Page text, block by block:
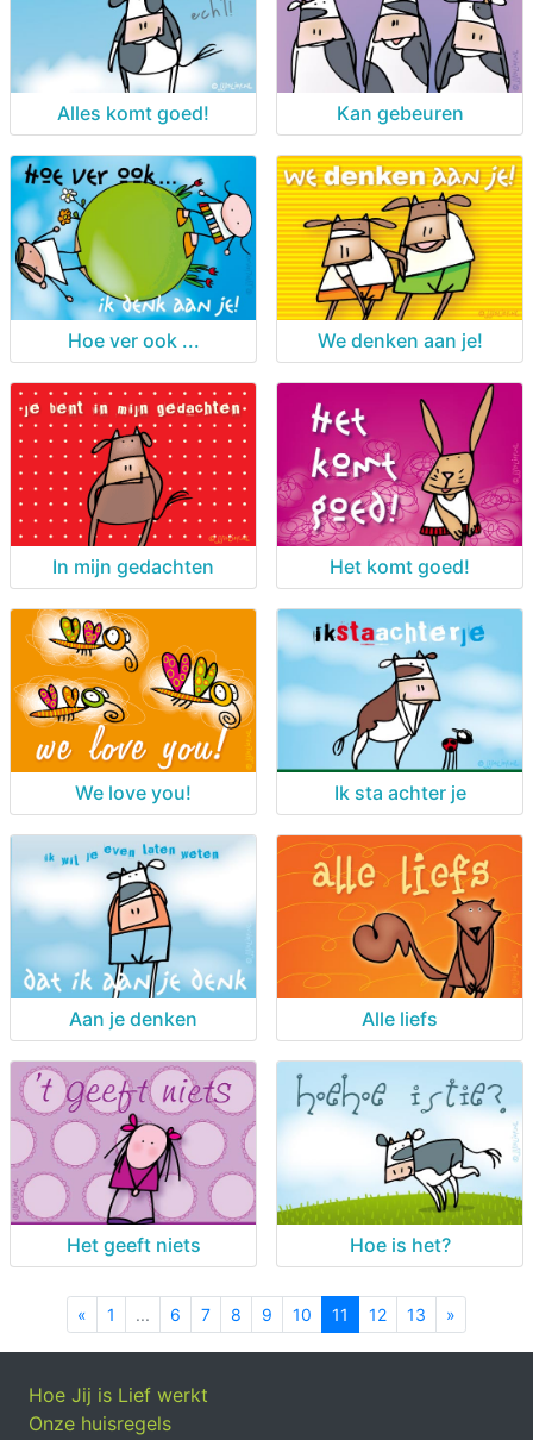
Alles komt goed! Kan gebeuren
Hoe ver ook ... We denken aan je!
In mijn gedachten Het komt goed!
We love you! Ik sta achter je
Aan je denken Alle liefs
Het geeft niets Hoe is het?
« Previous
1 ... 6 7 8 9 10 11 12 13 »
Hoe Jij is Lief werkt
Onze huisregels